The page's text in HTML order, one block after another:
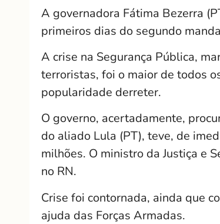
A governadora Fátima Bezerra
primeiros dias do segundo
A crise na Segurança Pública,
terroristas, foi o maior de todos
popularidade derreter.
O governo, acertadamente,
do aliado Lula (PT), teve, de
milhões. O ministro da Justiça e
no RN.
Crise foi contornada, ainda que
ajuda das Forças Armadas.